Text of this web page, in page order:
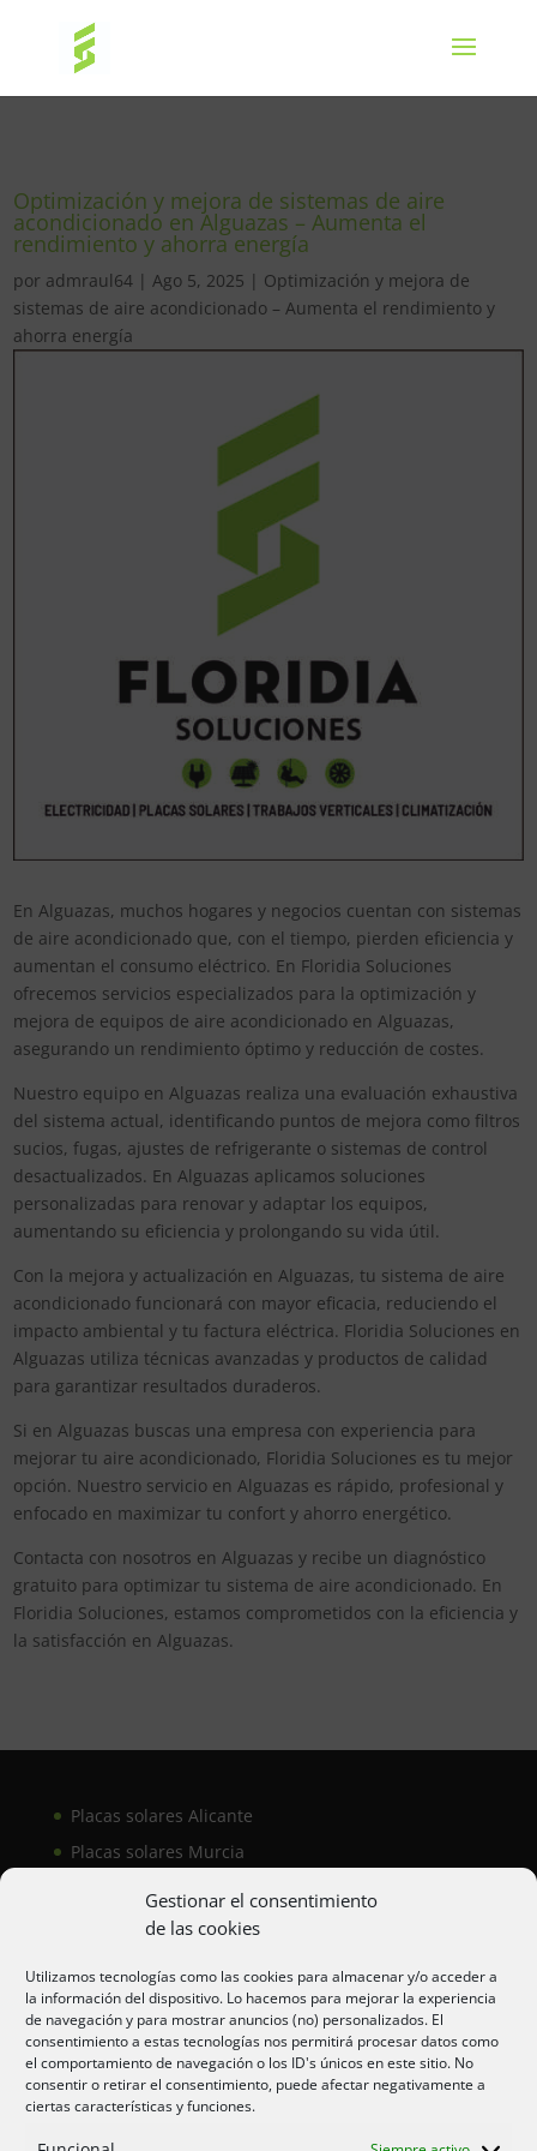
Gestionar el consentimiento
de las cookies
Utilizamos tecnologías como las cookies para almacenar y/o acceder a
la información del dispositivo. Lo hacemos para mejorar la experiencia
de navegación y para mostrar anuncios (no) personalizados. El
consentimiento a estas tecnologías nos permitirá procesar datos como
el comportamiento de navegación o los ID's únicos en este sitio. No
consentir o retirar el consentimiento, puede afectar negativamente a
ciertas características y funciones.
Optimización y mejora de sistemas de aire
acondicionado en Alguazas – Aumenta el
rendimiento y ahorra energía
por admraul64 |Ago 5, 2025 | Optimización y mejora de
sistemas de aire acondicionado – Aumenta el rendimiento y
ahorra energía
En Alguazas, muchos hogares y negocios cuentan con sistemas
de aire acondicionado que, con el tiempo, pierden eficiencia y
aumentan el consumo eléctrico. En Floridia Soluciones
ofrecemos servicios especializados para la optimización y
mejora de equipos de aire acondicionado en Alguazas,
asegurando un rendimiento óptimo y reducción de costes.
Nuestro equipo en Alguazas realiza una evaluación exhaustiva
del sistema actual, identificando puntos de mejora como filtros
sucios, fugas, ajustes de refrigerante o sistemas de control
desactualizados. En Alguazas aplicamos soluciones
personalizadas para renovar y adaptar los equipos,
aumentando su eficiencia y prolongando su vida útil.
Con la mejora y actualización en Alguazas, tu sistema de aire
acondicionado funcionará con mayor eficacia, reduciendo el
impacto ambiental y tu factura eléctrica. Floridia Soluciones en
Alguazas utiliza técnicas avanzadas y productos de calidad
para garantizar resultados duraderos.
Si en Alguazas buscas una empresa con experiencia para
mejorar tu aire acondicionado, Floridia Soluciones es tu mejor
opción. Nuestro servicio en Alguazas es rápido, profesional y
enfocado en maximizar tu confort y ahorro energético.
Contacta con nosotros en Alguazas y recibe un diagnóstico
gratuito para optimizar tu sistema de aire acondicionado. En
Floridia Soluciones, estamos comprometidos con la eficiencia y
la satisfacción en Alguazas.
Placas solares Alicante
Placas solares Murcia
Aire acondicionado Alicante
Aire acondicionador Murcia
Aire acondicionado San Juan